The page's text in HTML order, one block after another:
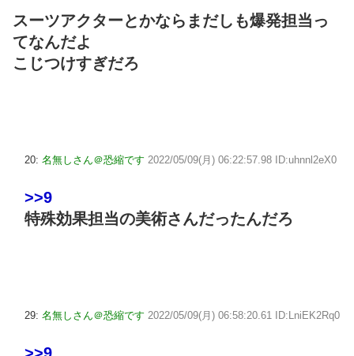
スーツアクターとかならまだしも爆発担当っ
てなんだよ
こじつけすぎだろ
20: 名無しさん＠恐縮です 2022/05/09(月) 06:22:57.98 ID:uhnnl2eX0
>>9
特殊効果担当の美術さんだったんだろ
29: 名無しさん＠恐縮です 2022/05/09(月) 06:58:20.61 ID:LniEK2Rq0